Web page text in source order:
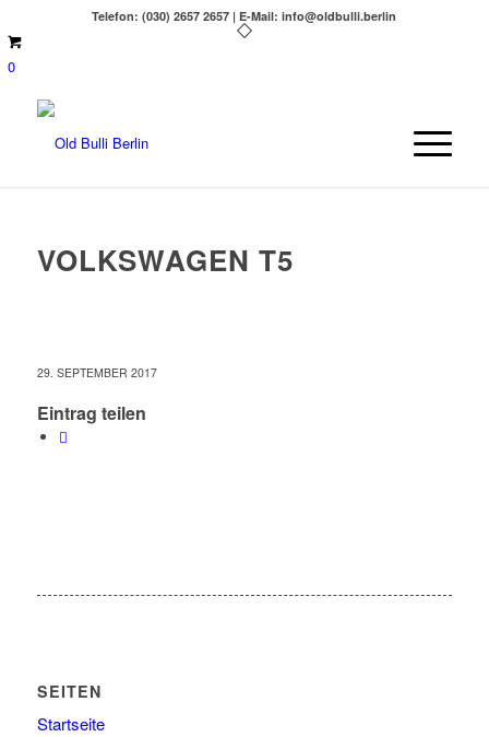
Telefon: (030) 2657 2657 | E-Mail: info@oldbulli.berlin
0
VOLKSWAGEN T5
29. SEPTEMBER 2017
Eintrag teilen
SEITEN
Startseite